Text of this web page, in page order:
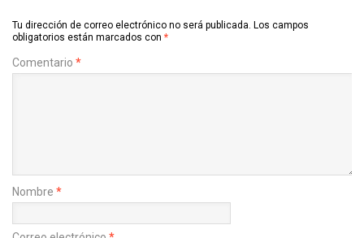
Tu dirección de correo electrónico no será publicada. Los campos
obligatorios están marcados con *
Comentario *
Nombre *